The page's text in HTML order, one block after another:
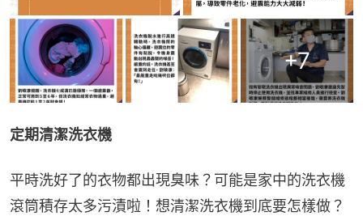
+7
定期清潔洗衣機
平時洗好了的衣物都出現臭味？可能是家中的洗衣機
滾筒積存太多污漬啦！想清潔洗衣機到底要怎樣做？